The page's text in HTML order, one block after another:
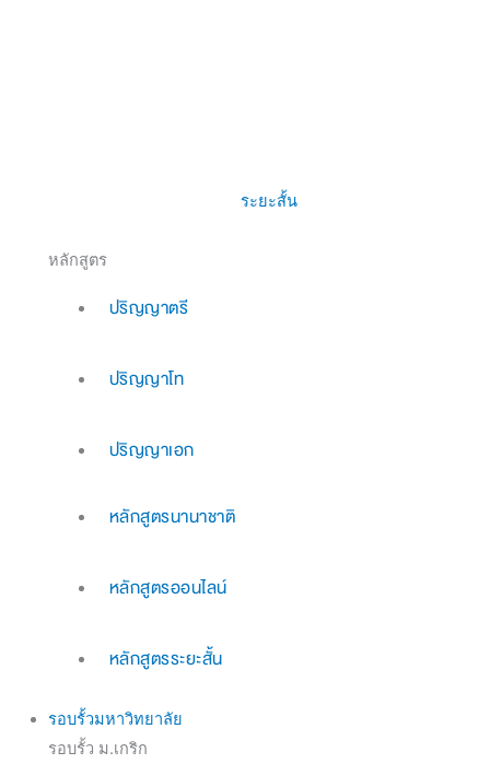
ระยะสั้น
หลักสูตร
ปริญญาตรี
ปริญญาโท
ปริญญาเอก
หลักสูตรนานาชาติ
หลักสูตรออนไลน์
หลักสูตรระยะสั้น
รอบรั้วมหาวิทยาลัย
รอบรั้ว ม.เกริก